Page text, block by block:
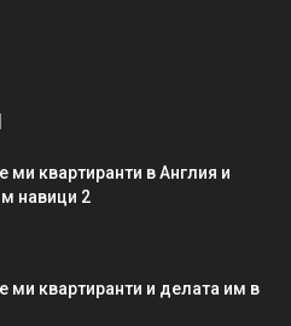
ми квартиранти в Англия и
навици 2
ми квартиранти и делата им в